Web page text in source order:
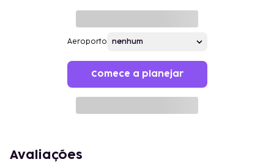
Aeroporto
Comece a planejar
Avaliações